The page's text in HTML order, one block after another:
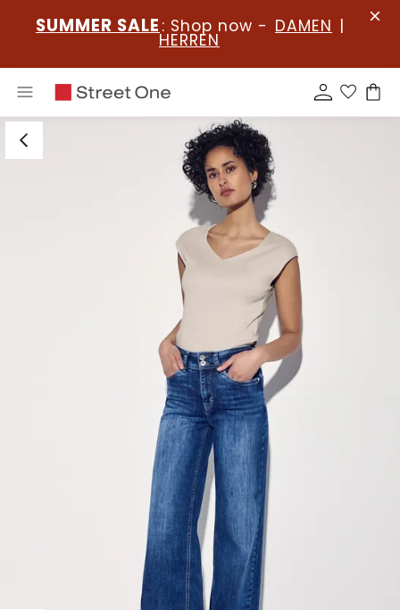
SUMMER SALE : Shop now - DAMEN |
HERREN